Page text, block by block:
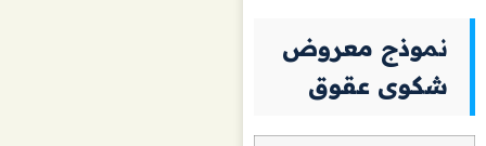
نموذج معروض
شكوى عقوق